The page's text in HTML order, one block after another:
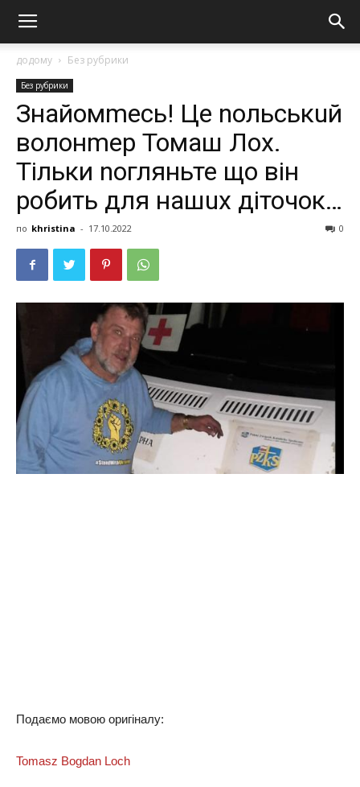
додому Без рубрики
Без рубрики
Знайомmесь! Це nольськuй
волонmер Томаш Лох.
Тільки nогляньте що він
робить для нашuх діточок…
по khristina - 17.10.2022 0
Подаємо мовою оригіналу:
Tomasz Bogdan Loch